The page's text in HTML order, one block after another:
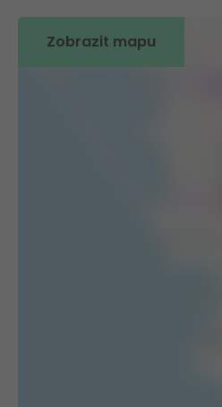
Zobrazit mapu